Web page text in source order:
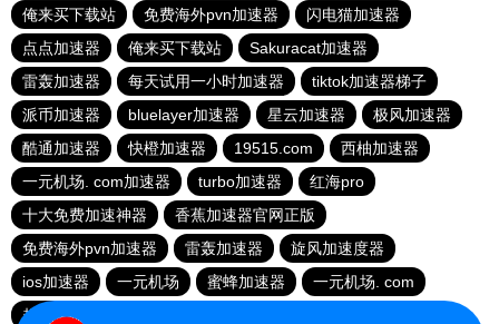
俺来买下载站
免费海外pvn加速器
闪电猫加速器
点点加速器
俺来买下载站
Sakuracat加速器
雷轰加速器
每天试用一小时加速器
tiktok加速器梯子
派币加速器
bluelayer加速器 星云加速器
极风加速器
酷通加速器
快橙加速器 19515.com
西柚加速器
一元机场. com加速器
turbo加速器
红海pro
十大免费加速神器
香蕉加速器官网正版
免费海外pvn加速器
雷轰加速器
旋风加速度器
ios加速器
一元机场 蜜蜂加速器
一元机场. com
起飞加速器